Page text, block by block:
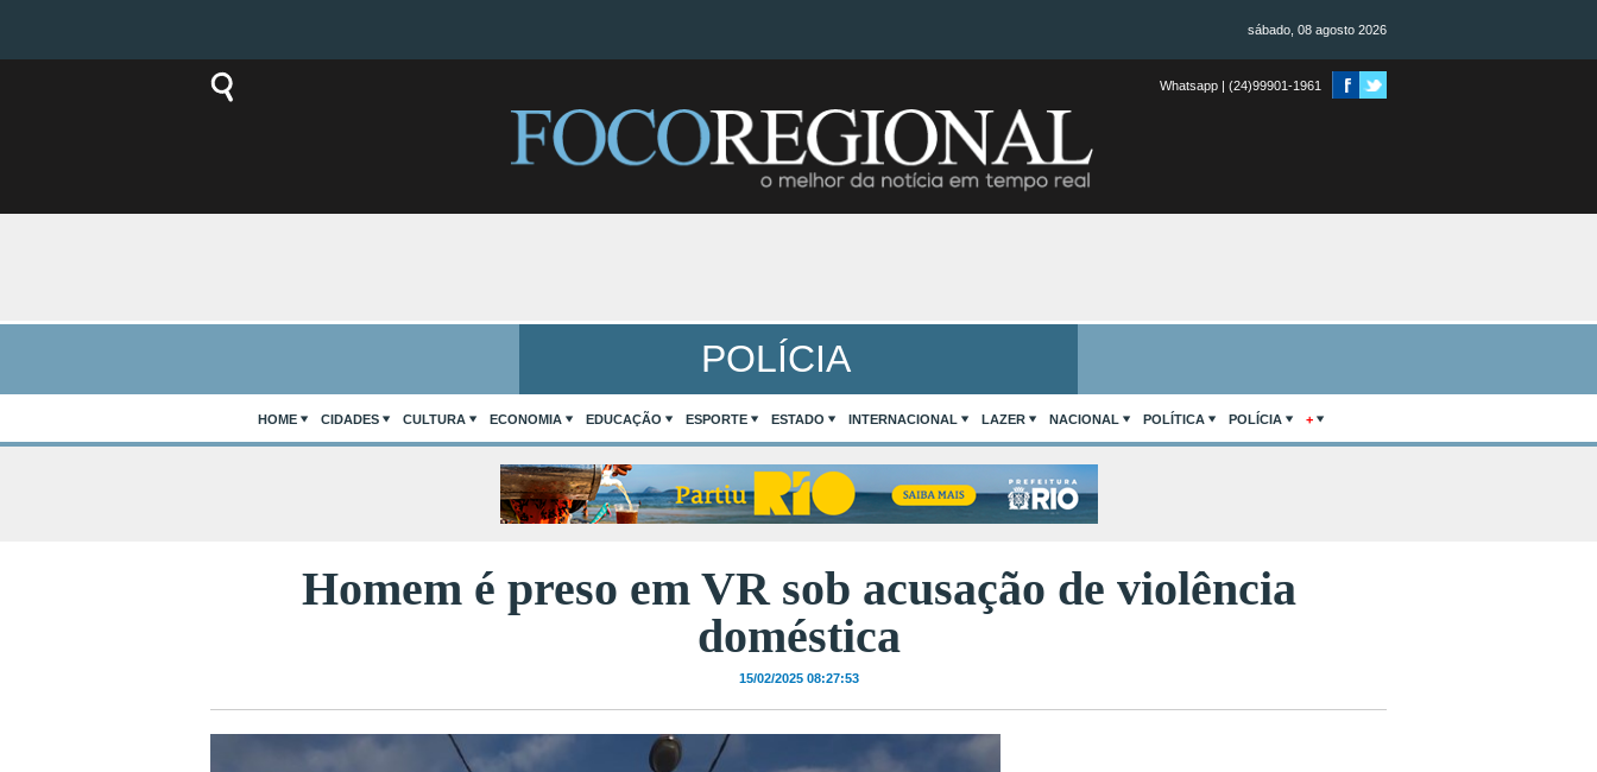
sábado, 08 agosto 2026
Whatsapp | (24)99901-1961
POLÍCIA
HOME CIDADES CULTURA ECONOMIA EDUCAÇÃO ESPORTE ESTADO INTERNACIONAL LAZER NACIONAL POLÍTICA POLÍCIA +
Homem é preso em VR sob acusação de violência
doméstica
15/02/2025 08:27:53